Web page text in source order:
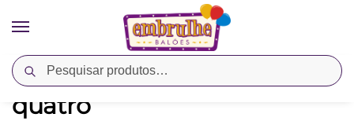
Pesquisar
Início Produtos marcados com a tag “quatro”
quatro